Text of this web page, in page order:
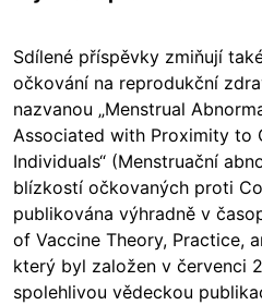
Sdílené příspěvky zmiňují
očkování na reprodukční
nazvanou „Menstrual
Associated with Proximity to
Individuals“ (Menstruační
blízkostí očkovaných proti
publikována výhradně v
of Vaccine Theory, Practice,
který byl založen v červenci
spolehlivou vědeckou